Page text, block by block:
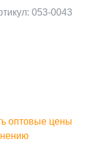
053-0043
оптовые цены